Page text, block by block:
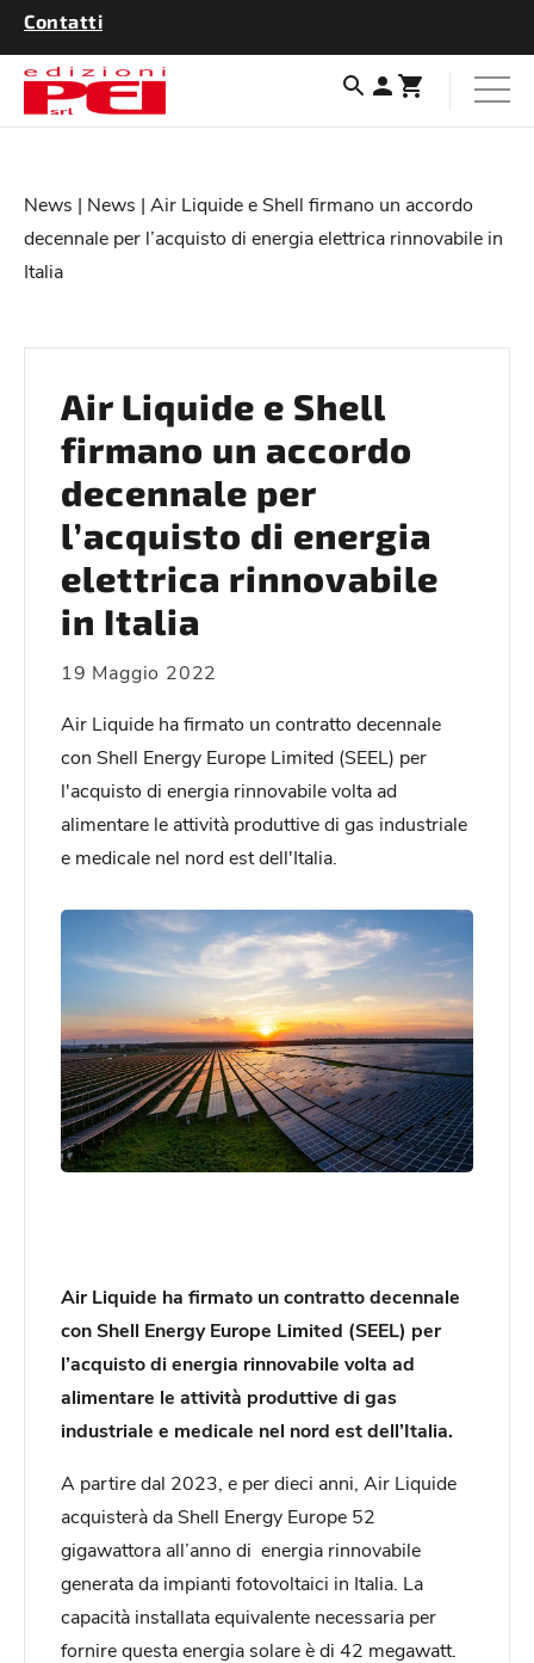
Contatti
News | News | Air Liquide e Shell firmano un accordo
decennale per l’acquisto di energia elettrica rinnovabile in
Italia
Air Liquide e Shell
firmano un accordo
decennale per
l’acquisto di energia
elettrica rinnovabile
in Italia
19 Maggio 2022
Air Liquide ha firmato un contratto decennale
con Shell Energy Europe Limited (SEEL) per
l'acquisto di energia rinnovabile volta ad
alimentare le attività produttive di gas industriale
e medicale nel nord est dell'Italia.
Air Liquide ha firmato un contratto decennale
con Shell Energy Europe Limited (SEEL) per
l’acquisto di energia rinnovabile volta ad
alimentare le attività produttive di gas
industriale e medicale nel nord est dell’Italia.
A partire dal 2023, e per dieci anni, Air Liquide
acquisterà da Shell Energy Europe 52
gigawattora all’anno di energia rinnovabile
generata da impianti fotovoltaici in Italia. La
capacità installata equivalente necessaria per
fornire questa energia solare è di 42 megawatt.